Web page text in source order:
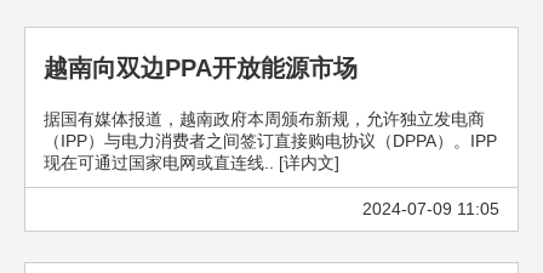
越南向双边PPA开放能源市场
据国有媒体报道，越南政府本周颁布新规，允许独立发电商
（IPP）与电力消费者之间签订直接购电协议（DPPA）。IPP
现在可通过国家电网或直连线.. [详内文]
2024-07-09 11:05